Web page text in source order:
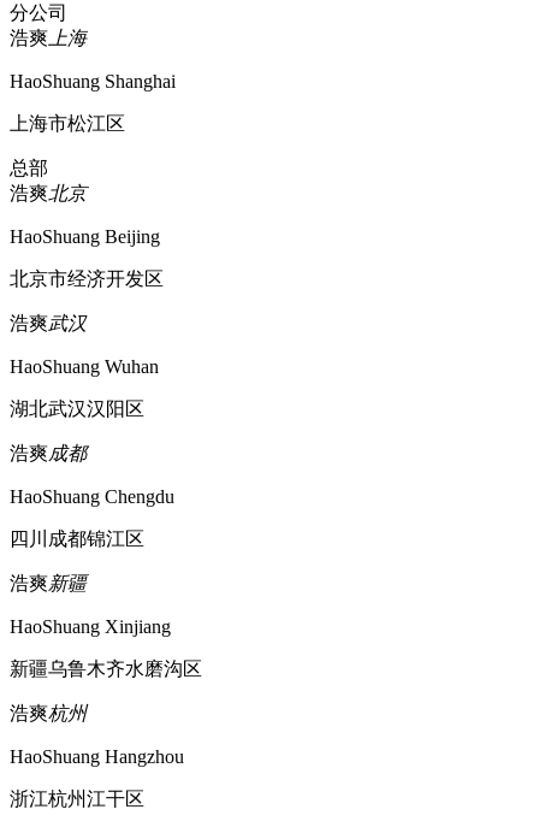
分公司
浩爽上海
HaoShuang Shanghai
上海市松江区
总部
浩爽北京
HaoShuang Beijing
北京市经济开发区
浩爽武汉
HaoShuang Wuhan
湖北武汉汉阳区
浩爽成都
HaoShuang Chengdu
四川成都锦江区
浩爽新疆
HaoShuang Xinjiang
新疆乌鲁木齐水磨沟区
浩爽杭州
HaoShuang Hangzhou
浙江杭州江干区